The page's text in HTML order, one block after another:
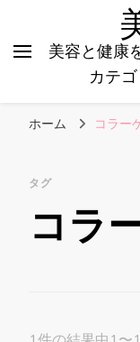
美容と健康
カテ
ホーム コラー
タグ
コラ